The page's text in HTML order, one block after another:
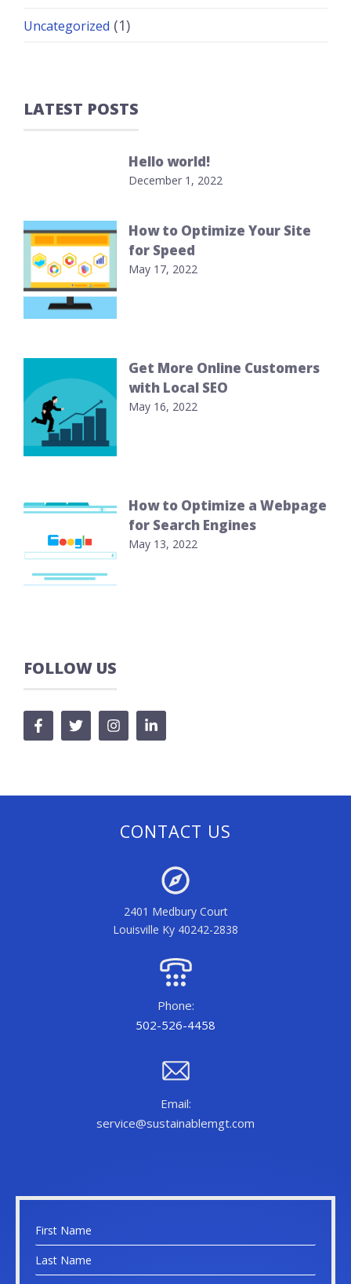
Uncategorized (1)
LATEST POSTS
Hello world!
December 1, 2022
How to Optimize Your Site
for Speed
May 17, 2022
Get More Online Customers
with Local SEO
May 16, 2022
How to Optimize a Webpage
for Search Engines
May 13, 2022
FOLLOW US
CONTACT US
2401 Medbury Court
Louisville Ky 40242-2838
Phone:
502-526-4458
Email:
service@sustainablemgt.com
N
a
m
e
i
r